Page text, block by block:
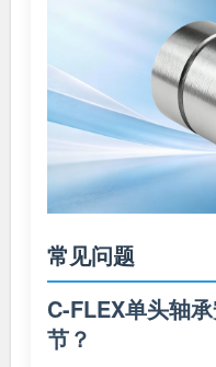
常见问题
C-FLEX单头轴
节？